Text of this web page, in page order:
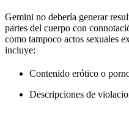
Gemini no debería generar
partes del cuerpo con
como tampoco actos sexuales
incluye:
Contenido erótico o
Descripciones de